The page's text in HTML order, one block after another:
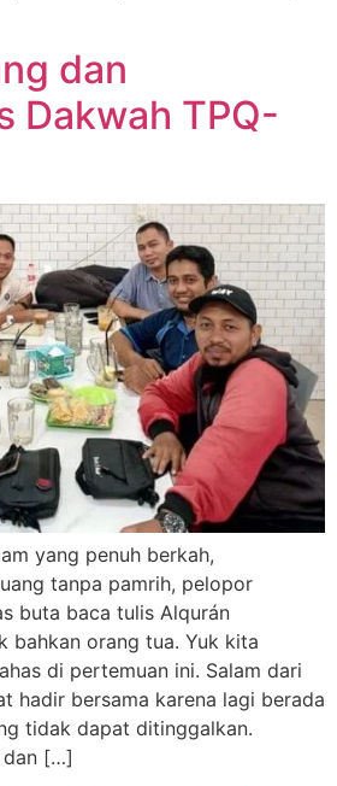
dan
Dakwah TPQ-
yang penuh berkah,
tanpa pamrih, pelopor
buta baca tulis Alqurán
bahkan orang tua. Yuk kita
di pertemuan ini. Salam dari
hadir bersama karena lagi berada
tidak dapat ditinggalkan.
dan […]